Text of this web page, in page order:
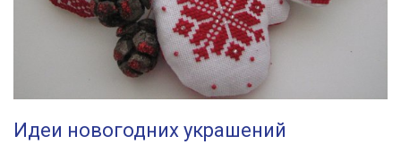
Идеи новогодних украшений